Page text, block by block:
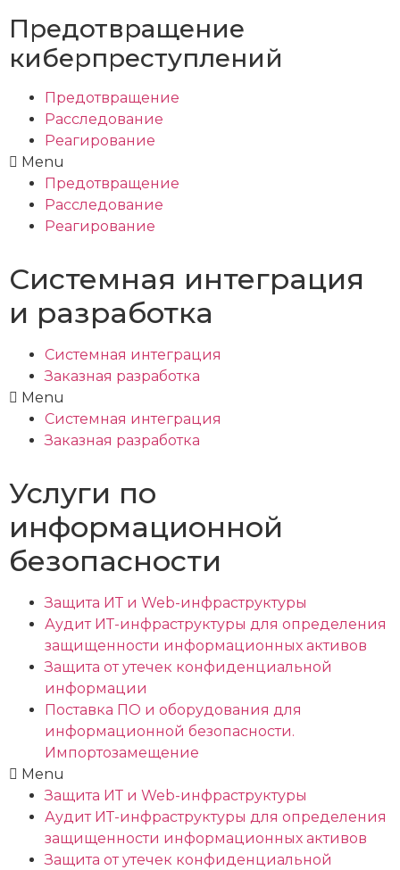
Предотвращение
киберпреступлений
Предотвращение
Расследование
Реагирование
Menu
Предотвращение
Расследование
Реагирование
Системная интеграция
и разработка
Системная интеграция
Заказная разработка
Menu
Системная интеграция
Заказная разработка
Услуги по
информационной
безопасности
Защита ИТ и Web-инфраструктуры
Аудит ИТ-инфраструктуры для определения
защищенности информационных активов
Защита от утечек конфиденциальной
информации
Поставка ПО и оборудования для
информационной безопасности.
Импортозамещение
Menu
Защита ИТ и Web-инфраструктуры
Аудит ИТ-инфраструктуры для определения
защищенности информационных активов
Защита от утечек конфиденциальной